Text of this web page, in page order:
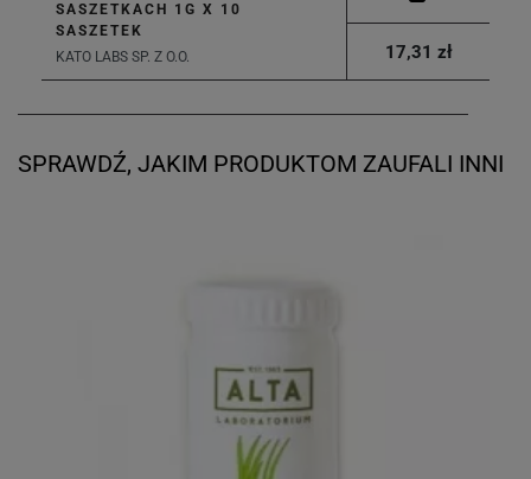
SASZETKACH 1G X 10
SASZETEK
KATO LABS SP. Z O.O.
17,31 zł
SPRAWDŹ, JAKIM PRODUKTOM ZAUFALI INNI